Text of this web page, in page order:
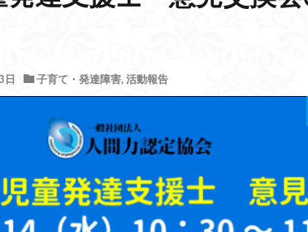
日 子育て・発達障害, 活動報告